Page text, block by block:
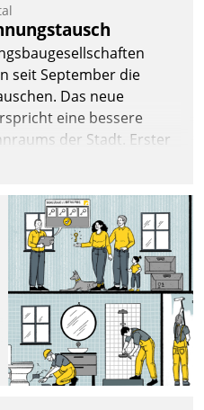
seit September die
Das neue
eine bessere
der Stadt. Erster
Lösung API-Hub mit